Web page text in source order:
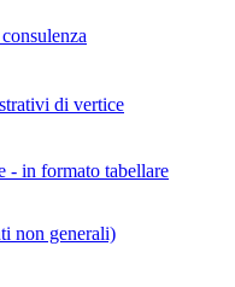
di vertice
- in formato tabellare
non generali)